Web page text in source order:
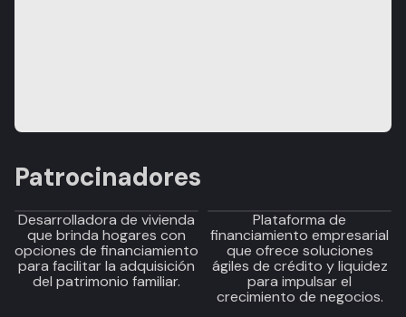
Patrocinadores
Desarrolladora de vivienda
que brinda hogares con
opciones de financiamiento
para facilitar la adquisición
del patrimonio familiar.
Plataforma de
financiamiento empresarial
que ofrece soluciones
ágiles de crédito y liquidez
para impulsar el
crecimiento de negocios.